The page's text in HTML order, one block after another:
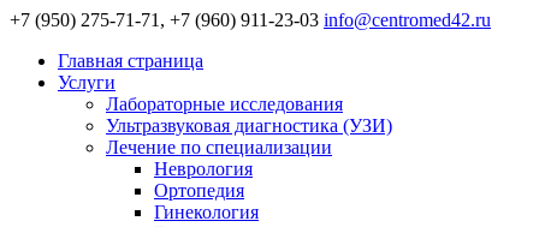
+7 (950) 275-71-71, +7 (960) 911-23-03 info@centromed42.ru
Главная страница
Услуги
Лабораторные исследования
Ультразвуковая диагностика (УЗИ)
Лечение по специализации
Неврология
Ортопедия
Гинекология